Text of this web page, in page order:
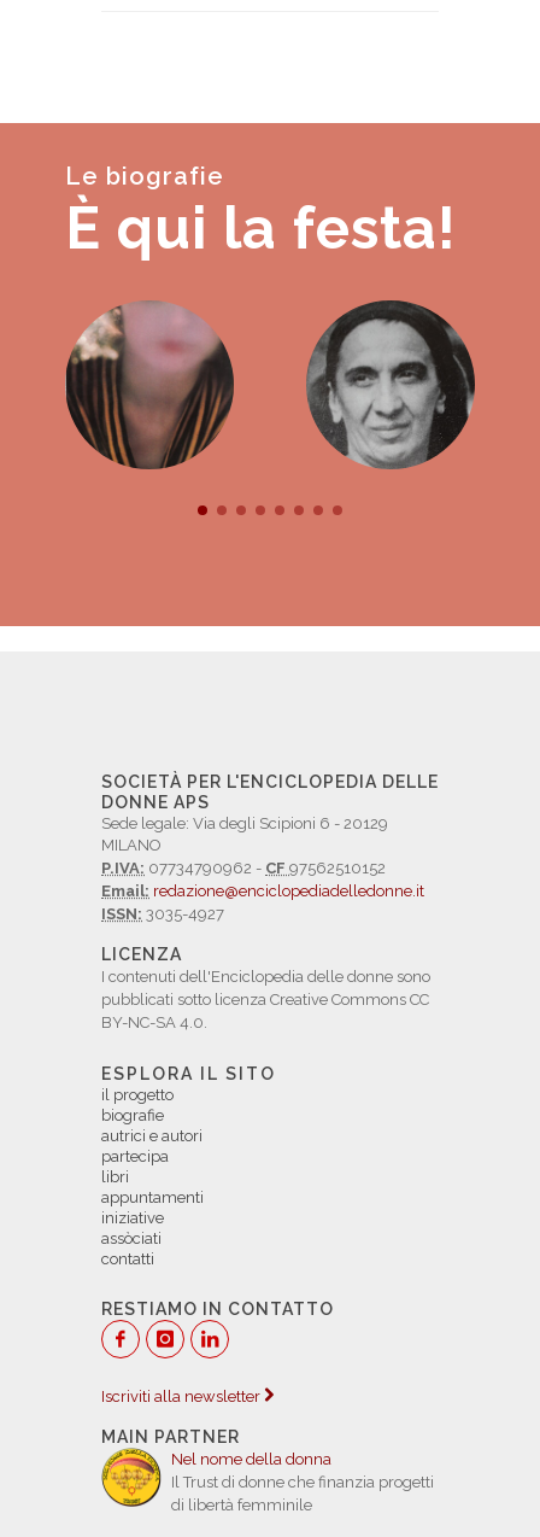
Le biografie
È qui la festa!
SOCIETÀ PER L'ENCICLOPEDIA DELLE
DONNE APS
Sede legale: Via degli Scipioni 6 - 20129
MILANO
P.IVA: 07734790962 - CF 97562510152
Email: redazione@enciclopediadelledonne.it
ISSN: 3035-4927
LICENZA
I contenuti dell'Enciclopedia delle donne sono
pubblicati sotto licenza Creative Commons CC
BY-NC-SA 4.0.
ESPLORA IL SITO
il progetto
biografie
autrici e autori
partecipa
libri
appuntamenti
iniziative
assòciati
contatti
RESTIAMO IN CONTATTO
Iscriviti alla newsletter
MAIN PARTNER
Nel nome della donna
Il Trust di donne che finanzia progetti
di libertà femminile